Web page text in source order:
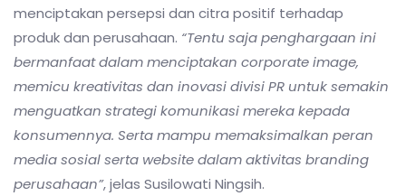
menciptakan persepsi dan citra positif terhadap
produk dan perusahaan. “Tentu saja penghargaan ini
bermanfaat dalam menciptakan corporate image,
memicu kreativitas dan inovasi divisi PR untuk semakin
menguatkan strategi komunikasi mereka kepada
konsumennya. Serta mampu memaksimalkan peran
media sosial serta website dalam aktivitas branding
perusahaan”, jelas Susilowati Ningsih.